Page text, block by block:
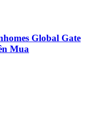
Global Gate
Mua